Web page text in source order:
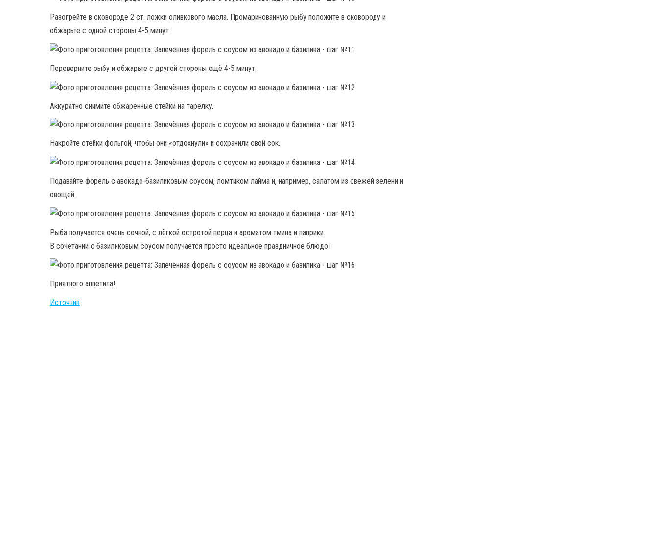
Разогрейте в сковороде 2 ст. ложки оливкового масла. Промаринованную рыбу положите в сковороду и
обжарьте с одной стороны 4-5 минут.
Переверните рыбу и обжарьте с другой стороны ещё 4-5 минут.
Аккуратно снимите обжаренные стейки на тарелку.
Накройте стейки фольгой, чтобы они «отдохнули» и сохранили свой сок.
Подавайте форель с авокадо-базиликовым соусом, ломтиком лайма и, например, салатом из свежей зелени и
овощей.
Рыба получается очень сочной, с лёгкой остротой перца и ароматом тмина и паприки.
В сочетании с базиликовым соусом получается просто идеальное праздничное блюдо!
Приятного аппетита!
Источник